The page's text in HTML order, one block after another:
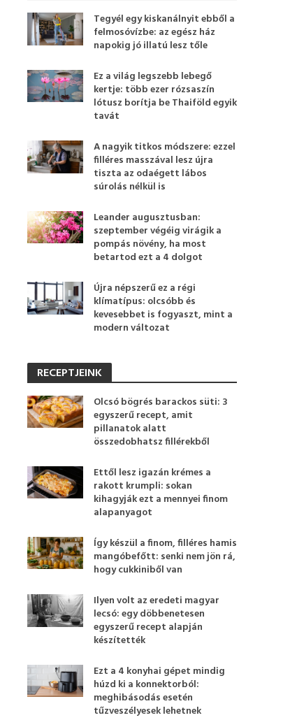
Tegyél egy kiskanálnyit ebből a
felmosóvízbe: az egész ház
napokig jó illatú lesz tőle
Ez a világ legszebb lebegő
kertje: több ezer rózsaszín
lótusz borítja be Thaiföld egyik
tavát
A nagyik titkos módszere: ezzel
filléres masszával lesz újra
tiszta az odaégett lábos
súrolás nélkül is
Leander augusztusban:
szeptember végéig virágik a
pompás növény, ha most
betartod ezt a 4 dolgot
Újra népszerű ez a régi
klímatípus: olcsóbb és
kevesebbet is fogyaszt, mint a
modern változat
RECEPTJEINK
Olcsó bögrés barackos süti: 3
egyszerű recept, amit
pillanatok alatt
összedobhatsz fillérekből
Ettől lesz igazán krémes a
rakott krumpli: sokan
kihagyják ezt a mennyei finom
alapanyagot
Így készül a finom, filléres hamis
mangóbefőtt: senki nem jön rá,
hogy cukkiniből van
Ilyen volt az eredeti magyar
lecsó: egy döbbenetesen
egyszerű recept alapján
készítették
Ezt a 4 konyhai gépet mindig
húzd ki a konnektorból:
meghibásodás esetén
tűzveszélyesek lehetnek